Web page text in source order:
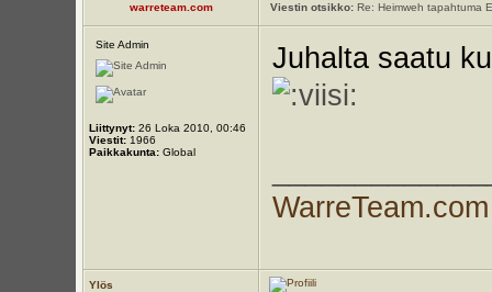
warreteam.com Viestin otsikko:Re: Heimweh tapahtuma
Site Admin
Liittynyt:26 Loka 2010, 00:46
Viestit:1966
Paikkakunta:Global
Juhalta saatu
WarreTeam.com
Ylös